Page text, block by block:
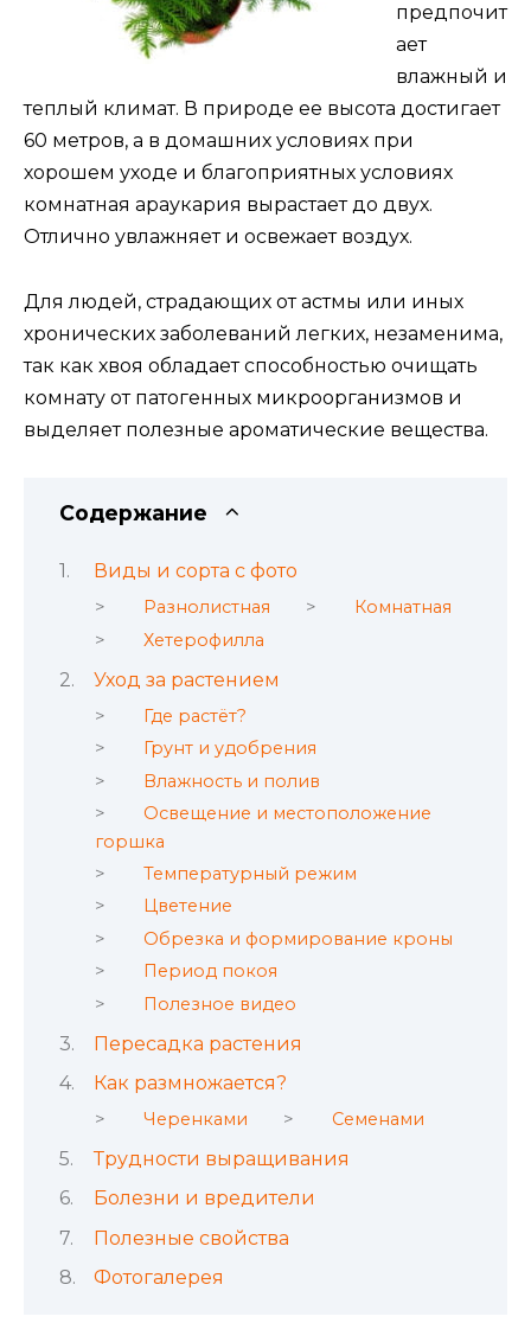
предпочит
ает
влажный и
теплый климат. В природе ее высота достигает
60 метров, а в домашних условиях при
хорошем уходе и благоприятных условиях
комнатная араукария вырастает до двух.
Отлично увлажняет и освежает воздух.
Для людей, страдающих от астмы или иных
хронических заболеваний легких, незаменима,
так как хвоя обладает способностью очищать
комнату от патогенных микроорганизмов и
выделяет полезные ароматические вещества.
Содержание
Виды и сорта с фото
Разнолистная
Комнатная
Хетерофилла
Уход за растением
Где растёт?
Грунт и удобрения
Влажность и полив
Освещение и местоположение
горшка
Температурный режим
Цветение
Обрезка и формирование кроны
Период покоя
Полезное видео
Пересадка растения
Как размножается?
Черенками Семенами
Трудности выращивания
Болезни и вредители
Полезные свойства
Фотогалерея